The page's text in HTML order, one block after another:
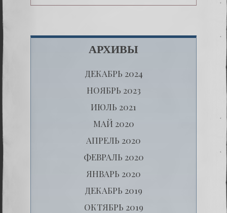
АРХИВЫ
ДЕКАБРЬ 2024
НОЯБРЬ 2023
ИЮЛЬ 2021
МАЙ 2020
АПРЕЛЬ 2020
ФЕВРАЛЬ 2020
ЯНВАРЬ 2020
ДЕКАБРЬ 2019
ОКТЯБРЬ 2019